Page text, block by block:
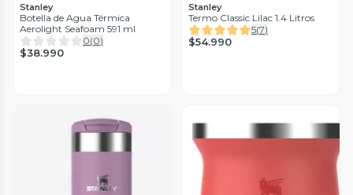
Stanley
Botella de Agua Térmica
Aerolight Seafoam 591 ml
0(0)
$38.990
Stanley
Termo Classic Lilac 1.4 Litros
5(7)
$54.990